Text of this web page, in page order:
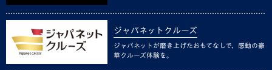
ジャパネットクルーズ
ジャパネットが磨き上げたおもてなしで、感動の豪
華クルーズ体験を。